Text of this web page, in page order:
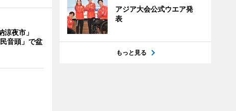
涼夜市」
音頭」で盆
アジア大会公式ウエア発
表
もっと見る